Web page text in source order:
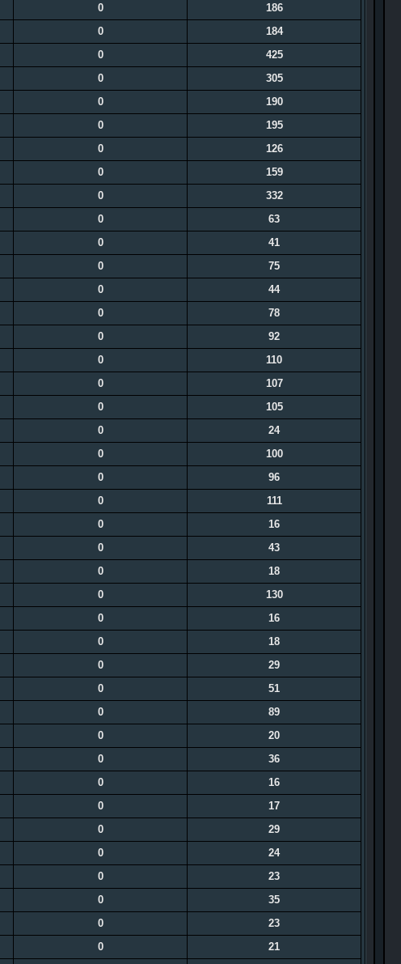
0 186
0 184
0 425
0 305
0 190
0 195
0 126
0 159
0 332
0 63
0 41
0 75
0 44
0 78
0 92
0 110
0 107
0 105
0 24
0 100
0 96
0 111
0 16
0 43
0 18
0 130
0 16
0 18
0 29
0 51
0 89
0 20
0 36
0 16
0 17
0 29
0 24
0 23
0 35
0 23
0 21